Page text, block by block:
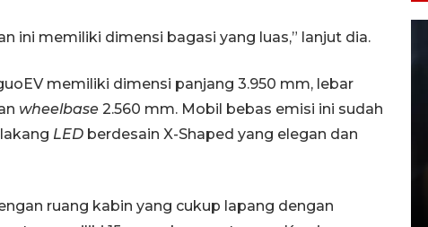
ini memiliki dimensi bagasi yang luas,” lanjut dia.
memiliki dimensi panjang 3.950 mm, lebar
wheelbase 2.560 mm. Mobil bebas emisi ini sudah
LED berdesain X-Shaped yang elegan dan
ruang kabin yang cukup lapang dengan
15 July 2026 14:08 WIB